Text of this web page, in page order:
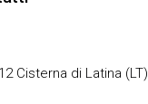
Cisterna di Latina (LT)